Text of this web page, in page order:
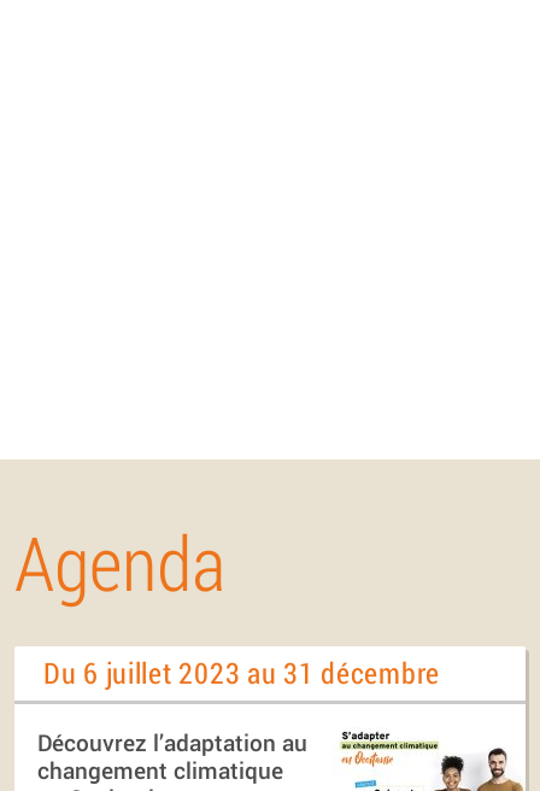
Agenda
Du 6 juillet 2023 au 31 décembre
Découvrez l’adaptation au
changement climatique